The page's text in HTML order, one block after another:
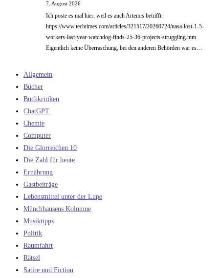
7. August 2026
Ich poste es mal hier, weil es auch Artemis betrifft.
https://www.techtimes.com/articles/321517/20260724/nasa-lost-1-5-
workers-last-year-watchdog-finds-25-36-projects-struggling.htm
Eigentlich keine Überraschung, bei den anderen Behörden war es…
Allgemein
Bücher
Buchkritiken
ChatGPT
Chemie
Computer
Die Glorreichen 10
Die Zahl für heute
Ernährung
Gastbeiträge
Lebensmittel unter der Lupe
Münchhausens Kolumne
Musiktipps
Politik
Raumfahrt
Rätsel
Satire und Fiction